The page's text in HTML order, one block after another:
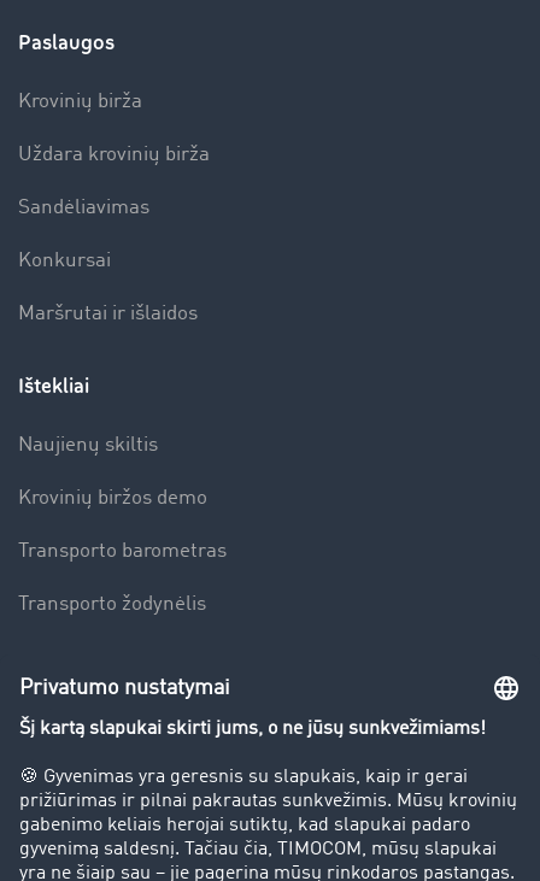
Paslaugos
Krovinių birža
Uždara krovinių birža
Sandėliavimas
Konkursai
Maršrutai ir išlaidos
Ištekliai
Naujienų skiltis
Krovinių biržos demo
Transporto barometras
Transporto žodynėlis
Įmonė
Sėkmės istorijos
Klientai įdarbina klientus
Teisinė informacija